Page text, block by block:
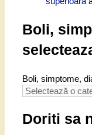
Boli,
Boli, simptome,
Doriti sa